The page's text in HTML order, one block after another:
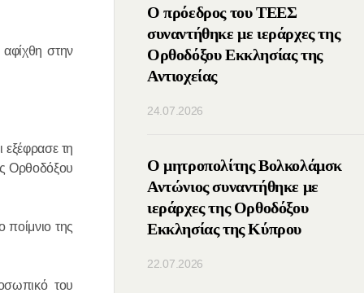
στην
εξέφρασε τη
Ορθοδόξου
ποίμνιο της
του
των Ορθοδόξων
του ΤΕΕΣ
Ο πρόεδρος του ΤΕΕΣ
συναντήθηκε με ιεράρχες της
Ορθοδόξου Εκκλησίας της
Αντιοχείας
24.07.2026
Ο μητροπολίτης Βολκολάμσκ
Αντώνιος συναντήθηκε με
ιεράρχες της Ορθοδόξου
Εκκλησίας της Κύπρου
22.07.2026